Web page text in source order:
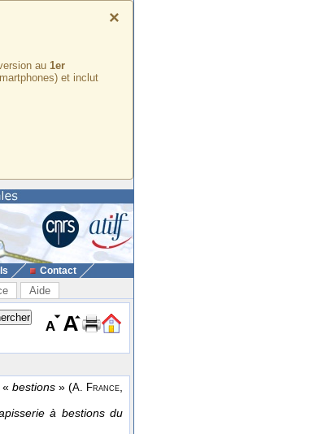
×
au 1er
et inclut
Contact
Aide
« bestions» (A. France,
à bestions du